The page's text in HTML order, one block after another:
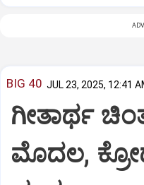
BIG 40 JUL 23, 2025, 12:41
ಗೀತಾರ್ಥ
ಮೊದಲ,